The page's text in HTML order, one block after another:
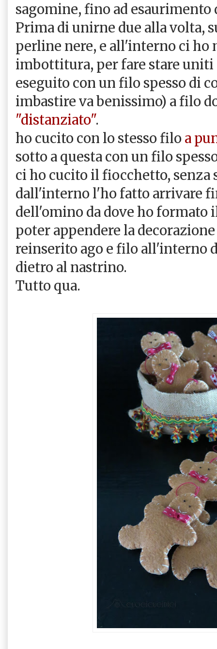
sagomine, fino ad esaurimento
Prima di unirne due alla volta,
perline nere, e all'interno ci ho
imbottitura, per fare stare
eseguito con un filo spesso di
imbastire va benissimo) a filo
"distanziato".
ho cucito con lo stesso filo a
sotto a questa con un filo
ci ho cucito il fiocchetto, senza
dall'interno l'ho fatto arrivare
dell'omino da dove ho formato
poter appendere la
reinserito ago e filo all'interno
dietro al nastrino.
Tutto qua.